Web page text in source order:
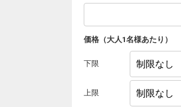
価格（大人1名様あたり）
下限
上限